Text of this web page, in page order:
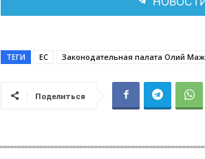
ТЕГИ ЕС Законодательная палата Олий
Поделиться